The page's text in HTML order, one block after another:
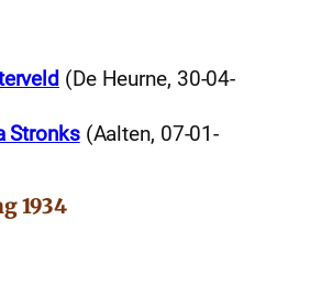
(De Heurne, 30-04-
Stronks(Aalten, 07-01-
1934